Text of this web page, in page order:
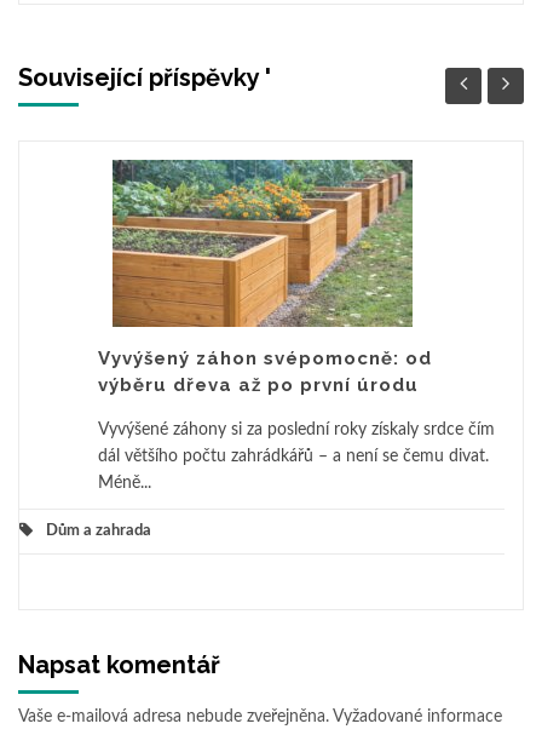
Související příspěvky '
Vyvýšený záhon svépomocně: od
výběru dřeva až po první úrodu
Vyvýšené záhony si za poslední roky získaly srdce čím
dál většího počtu zahrádkářů – a není se čemu divat.
Méně...
Dům a zahrada
Napsat komentář
Vaše e-mailová adresa nebude zveřejněna. Vyžadované informace